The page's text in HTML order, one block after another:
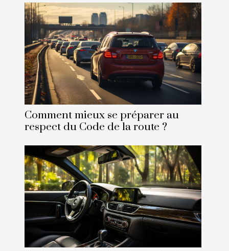
Comment mieux se préparer au
respect du Code de la route ?